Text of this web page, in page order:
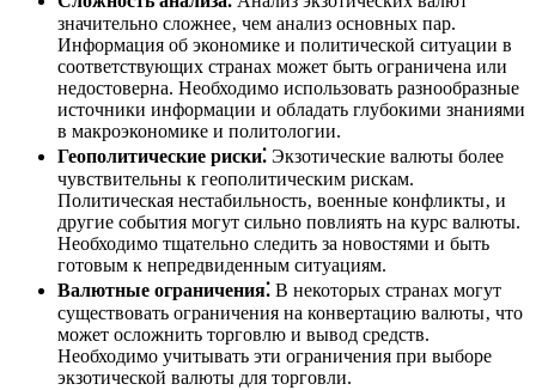
значительно сложнее‚ чем анализ основных пар.
Информация об экономике и политической ситуации в
соответствующих странах может быть ограничена или
недостоверна. Необходимо использовать разнообразные
источники информации и обладать глубокими знаниями
в макроэкономике и политологии.
Геополитические риски⁚ Экзотические валюты более
чувствительны к геополитическим рискам.
Политическая нестабильность‚ военные конфликты‚ и
другие события могут сильно повлиять на курс валюты.
Необходимо тщательно следить за новостями и быть
готовым к непредвиденным ситуациям.
Валютные ограничения⁚ В некоторых странах могут
существовать ограничения на конвертацию валюты‚ что
может осложнить торговлю и вывод средств.
Необходимо учитывать эти ограничения при выборе
экзотической валюты для торговли.